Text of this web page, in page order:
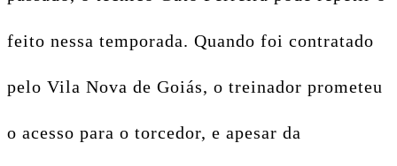
feito nessa temporada. Quando foi contratado
pelo Vila Nova de Goiás, o treinador prometeu
o acesso para o torcedor, e apesar da